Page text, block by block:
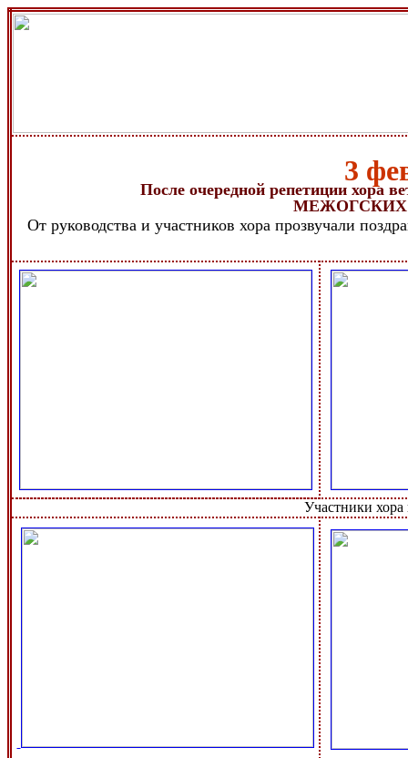
3
После очередной репетиции хора
МЕЖОГСКИХ
От руководства и участников хора прозвучали
Участники хора